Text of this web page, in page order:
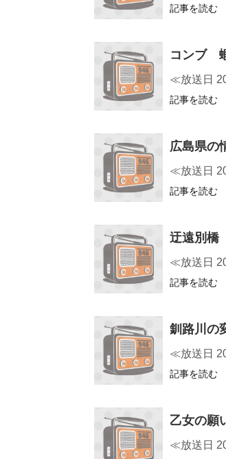
記事を読む
コンブ
≪放送日
記事を読む
広島県の
≪放送日
記事を読む
迂遠別
≪放送日
記事を読む
釧路川の
≪放送日
記事を読む
乙女の願
≪放送日